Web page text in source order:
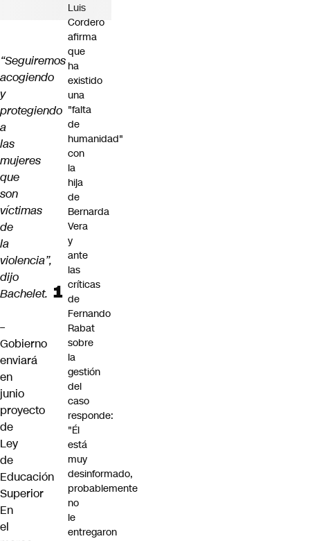
“Seguiremos
acogiendo
y
protegiendo
a
las
mujeres
que
son
víctimas
de
la
violencia”,
dijo
Bachelet.
–
Gobierno
enviará
en
junio
proyecto
de
Ley
de
Educación
Superior
En
el
Luis
Cordero
afirma
que
ha
existido
una
"falta
de
humanidad"
con
la
hija
de
Bernarda
Vera
y
ante
las
críticas
de
Fernando
Rabat
sobre
la
gestión
del
caso
responde:
"Él
está
muy
desinformado,
probablemente
no
le
entregaron